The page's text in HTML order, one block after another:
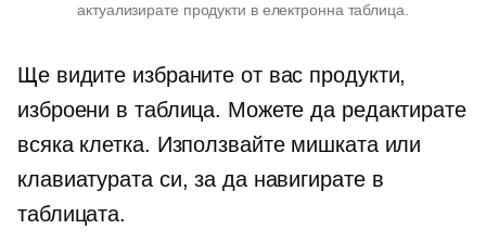
актуализирате продукти в електронна таблица.
Ще видите избраните от вас продукти,
изброени в таблица. Можете да редактирате
всяка клетка. Използвайте мишката или
клавиатурата си, за да навигирате в
таблицата.